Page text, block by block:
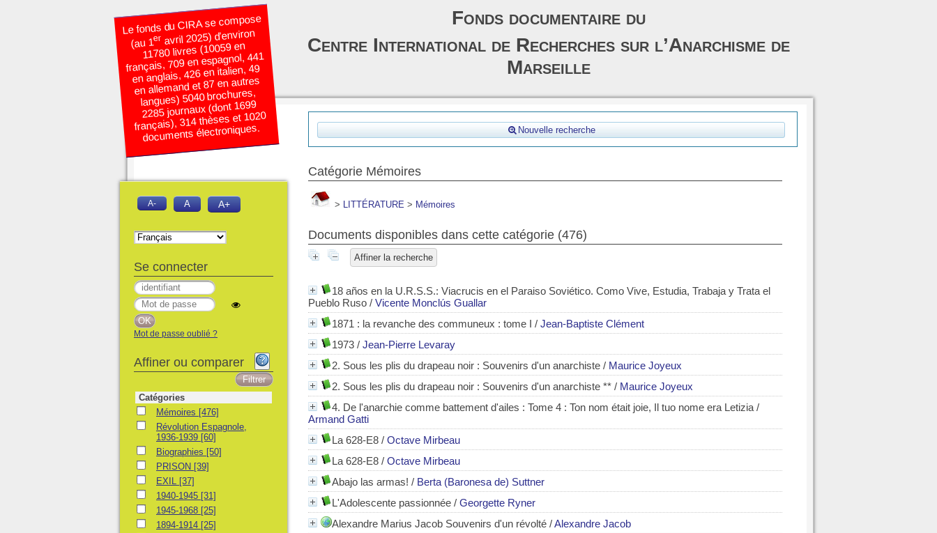
Nouvelle recherche
Catégorie Mémoires
> LITTÉRATURE > Mémoires
Documents disponibles dans cette catégorie (476)
Affiner la recherche
18 años en la U.R.S.S.: Viacrucis en el Paraiso Soviético. Como Vive, Estudia, Trabaja y Trata el
Pueblo Ruso / Vicente Monclús Guallar
1871 : la revanche des communeux : tome I / Jean-Baptiste Clément
1973 / Jean-Pierre Levaray
2. Sous les plis du drapeau noir : Souvenirs d'un anarchiste / Maurice Joyeux
2. Sous les plis du drapeau noir : Souvenirs d'un anarchiste ** / Maurice Joyeux
4. De l'anarchie comme battement d'ailes : Tome 4 : Ton nom était joie, Il tuo nome era Letizia /
Armand Gatti
La 628-E8 / Octave Mirbeau
La 628-E8 / Octave Mirbeau
Abajo las armas! / Berta (Baronesa de) Suttner
L'Adolescente passionnée / Georgette Ryner
Alexandre Marius Jacob Souvenirs d'un révolté /Alexandre Jacob
Le fonds du CIRA se compose
(au 1eravril 2025) d’environ
11780 livres (10059 en
français, 709 en espagnol, 441
en anglais, 426 en italien, 49
en allemand et 87 en autres
langues) 5040 brochures,
2285 journaux (dont 1699
français), 314 thèses et 1020
documents électroniques.
Fonds documentaire du
Centre International de Recherches sur l’Anarchisme de
Marseille
A- A A+
Se connecter
Mot de passe oublié ?
Affiner ou comparer
Catégories
MémoiresMémoires [476]
Révolution Espagnole, 1936-1939
Révolution Espagnole,
1936-1939 [60]
Biographies
Biographies [50]
PRISONPRISON [39]
EXIL EXIL [37]
1940-19451940-1945 [31]
1945-19681945-1968 [25]
1894-19141894-1914 [25]